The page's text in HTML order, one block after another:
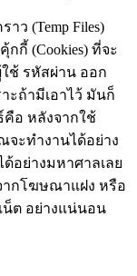
ว (Temp Files)
กี้ (Cookies) ที่จะ
ช้ รหัสผ่าน ออก
าะถ้ามีเอาไว้ มันก็
คือ หลังจากใช้
จะทำงานได้อย่าง
อย่างมหาศาลเลย
ากโฆษณาแฝง หรือ
ต อย่างแน่นอน